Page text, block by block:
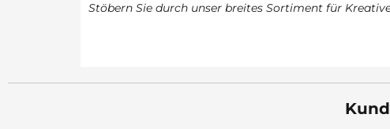
Stöbern Sie durch unser breites Sortiment für